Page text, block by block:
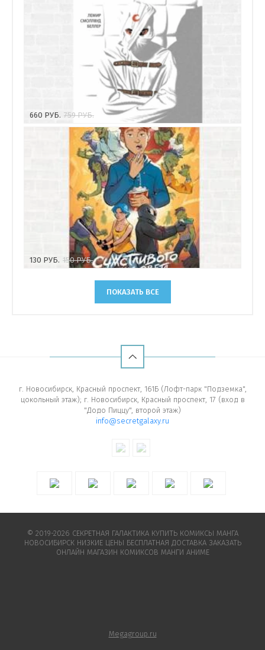
660 РУБ. 759РУБ.
130 РУБ. 150РУБ.
ПОКАЗАТЬ ВСЕ
г. Новосибирск, Красный проспект, 161Б (Лофт-парк "Подземка",
цокольный этаж); г. Новосибирск, Красный проспект, 17 (вход в
"Додо Пиццу", второй этаж)
info@secretgalaxy.ru
© 2019-2026 СЕКРЕТНАЯ ГАЛАКТИКА КУПИТЬ КОМИКСЫ МАНГА
НОВОСИБИРСК НИЗКИЕ ЦЕНЫ БЕСПЛАТНАЯ ДОСТАВКА ЗАКАЗАТЬ
ОНЛАЙН МАГАЗИН КОМИКСОВ МАНГИ АНИМЕ
Megagroup.ru